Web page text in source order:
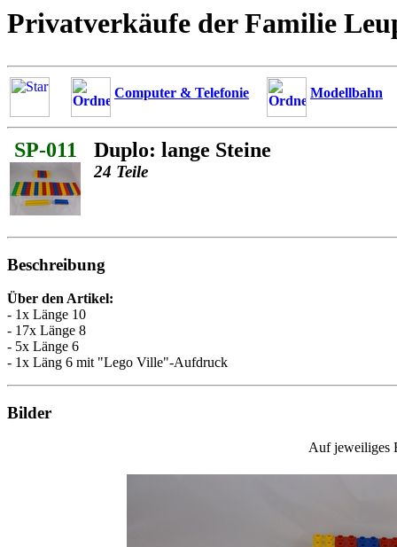
Privatverkäufe der Familie
Computer & Telefonie Modellbahn
SP-011 Duplo: lange Steine
24 Teile
Beschreibung
Über den Artikel:
- 1x Länge 10
- 17x Länge 8
- 5x Länge 6
- 1x Läng 6 mit "Lego Ville"-Aufdruck
Bilder
Auf jeweiliges